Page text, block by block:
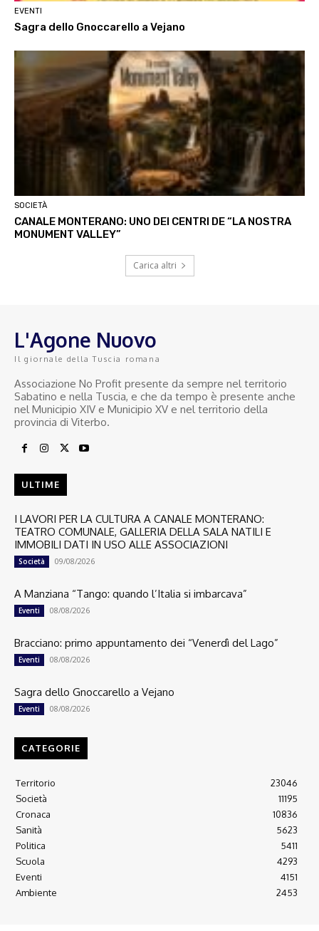
EVENTI
Sagra dello Gnoccarello a Vejano
SOCIETÀ
CANALE MONTERANO: UNO DEI CENTRI DE “LA NOSTRA
MONUMENT VALLEY”
Carica altri
L'Agone Nuovo
Il giornale della Tuscia romana
Associazione No Profit presente da sempre nel territorio
Sabatino e nella Tuscia, e che da tempo è presente anche
nel Municipio XIV e Municipio XV e nel territorio della
provincia di Viterbo.
ULTIME
I LAVORI PER LA CULTURA A CANALE MONTERANO:
TEATRO COMUNALE, GALLERIA DELLA SALA NATILI E
IMMOBILI DATI IN USO ALLE ASSOCIAZIONI
Società 09/08/2026
A Manziana “Tango: quando l’Italia si imbarcava”
Eventi 08/08/2026
Bracciano: primo appuntamento dei “Venerdì del Lago”
Eventi 08/08/2026
Sagra dello Gnoccarello a Vejano
Eventi 08/08/2026
CATEGORIE
Territorio
23046
Società
11195
Cronaca
10836
Sanità
5623
Politica
5411
Scuola
4293
Eventi
4151
Ambiente
2453